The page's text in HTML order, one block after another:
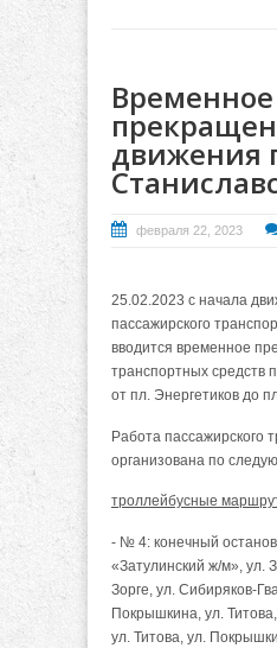
Временное
движения
февраля 22, 2023
25.02.2023 с начала
пассажирского
вводится временное
транспортных средств
от пл. Энергетиков до
Работа пассажирского
организована по
троллейбусные
- № 4: конечный
«Затулинский ж/м», ул.
Зорге, ул. Сибиряков-
Покрышкина, ул.
ул. Титова, ул.